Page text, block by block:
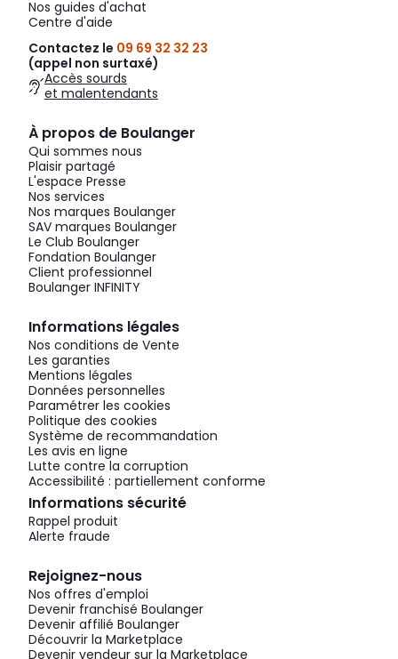
Nos guides d'achat
Centre d'aide
Contactez le 09 69 32 32 23
(appel non surtaxé)
Accès sourds
et malentendants
À propos de Boulanger
Qui sommes nous
Plaisir partagé
L'espace Presse
Nos services
Nos marques Boulanger
SAV marques Boulanger
Le Club Boulanger
Fondation Boulanger
Client professionnel
Boulanger INFINITY
Informations légales
Nos conditions de Vente
Les garanties
Mentions légales
Données personnelles
Paramétrer les cookies
Politique des cookies
Système de recommandation
Les avis en ligne
Lutte contre la corruption
Accessibilité : partiellement conforme
Informations sécurité
Rappel produit
Alerte fraude
Rejoignez-nous
Nos offres d'emploi
Devenir franchisé Boulanger
Devenir affilié Boulanger
Découvrir la Marketplace
Devenir vendeur sur la Marketplace